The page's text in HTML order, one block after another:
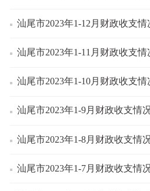
汕尾市2023年1-12月财政收支情
汕尾市2023年1-11月财政收支情
汕尾市2023年1-10月财政收支情
汕尾市2023年1-9月财政收支情
汕尾市2023年1-8月财政收支情
汕尾市2023年1-7月财政收支情